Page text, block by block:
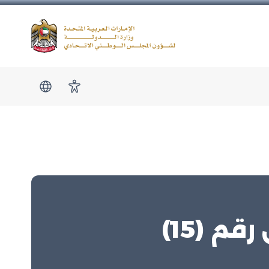
show امكانية الوصول
(15)